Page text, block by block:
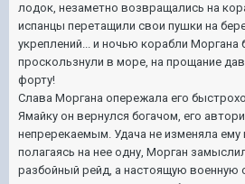
лодок, незаметно возвращались на
испанцы перетащили свои пушки на
укреплений... и ночью корабли Моргана
проскользнули в море, на прощание
форту!
Слава Моргана опережала его
Ямайку он вернулся богачом, его
непререкаемым. Удача не изменяла ему
полагаясь на нее одну, Морган
разбойный рейд, а настоящую военную